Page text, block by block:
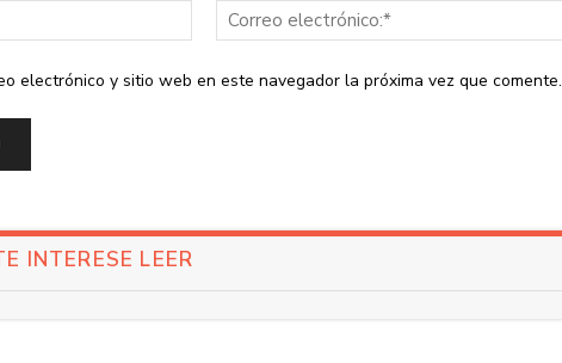
Nombre:*
electrónico y sitio web en este navegador la próxima vez que comente.
INTERESE LEER